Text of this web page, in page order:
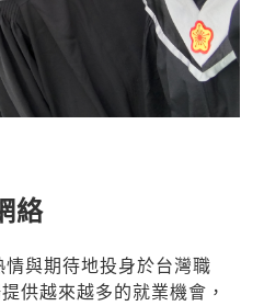
絡
與期待地投身於台灣職
供越來越多的就業機會，